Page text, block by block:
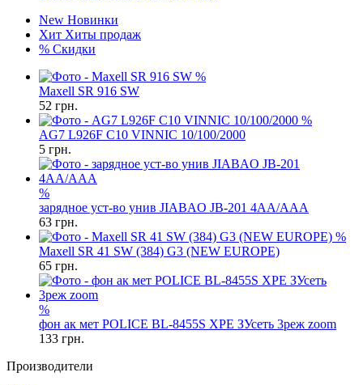
New Новинки
Хит Хиты продаж
% Скидки
%
Maxell SR 916 SW
52 грн.
%
AG7 L926F C10 VINNIC 10/100/2000
5 грн.
%
зарядное уст-во унив JIABAO JB-201 4AA/AAA
63 грн.
%
Maxell SR 41 SW (384) G3 (NEW EUROPE)
65 грн.
%
фон ак мет POLICE BL-8455S XPE ЗУсеть 3реж zoom
133 грн.
Производители